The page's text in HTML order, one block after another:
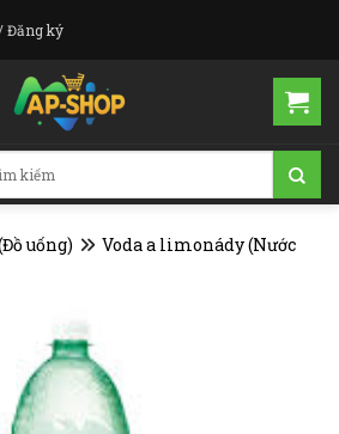
Đăng ký
uống)
Voda a limonády (Nước